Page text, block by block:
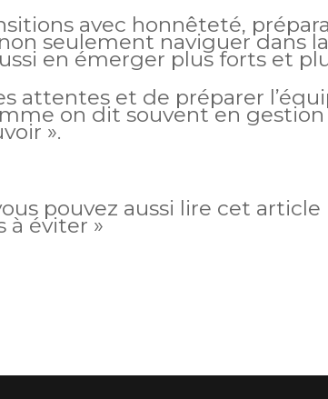
avec honnêteté,
seulement naviguer dans
en émerger plus forts et
attentes et de préparer
on dit souvent en gestion
».
pouvez aussi lire cet
à éviter »